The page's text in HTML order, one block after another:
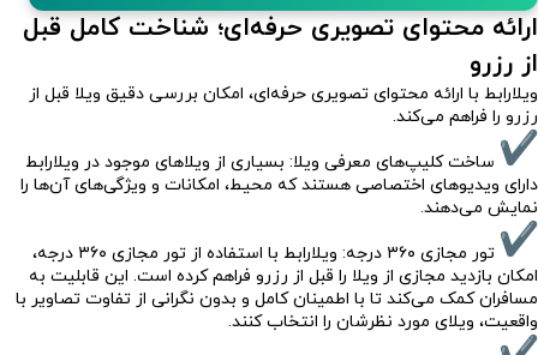
ارائه محتوای تصویری حرفه‌ای؛ شناخت کامل قبل
از رزرو
ویلارابط با ارائه محتوای تصویری حرفه‌ای، امکان بررسی دقیق ویلا قبل از
رزرو را فراهم می‌کند.
ساخت کلیپ‌های معرفی ویلا: بسیاری از ویلاهای موجود در ویلارابط
دارای ویدیوهای اختصاصی هستند که محیط، امکانات و ویژگی‌های آن‌ها را
نمایش می‌دهند.
تور مجازی ۳۶۰ درجه: ویلارابط با استفاده از تور مجازی ۳۶۰ درجه،
امکان بازدید مجازی از ویلا را قبل از رزرو فراهم کرده است. این قابلیت به
مسافران کمک می‌کند تا با اطمینان کامل و بدون نگرانی از تفاوت تصاویر با
واقعیت، ویلای مورد نظرشان را انتخاب کنند.